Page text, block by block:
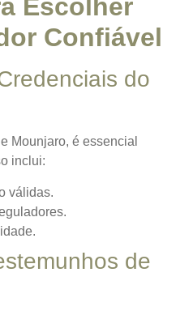
Escolher
Confiável
do
Mounjaro, é essencial
inclui:
válidas.
de